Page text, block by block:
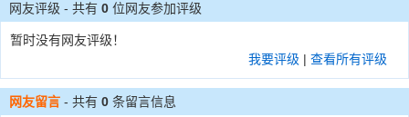
网友评级 - 共有 0 位网友参加评级
暂时没有网友评级！
我要评级 | 查看所有评级
网友留言 - 共有 0 条留言信息